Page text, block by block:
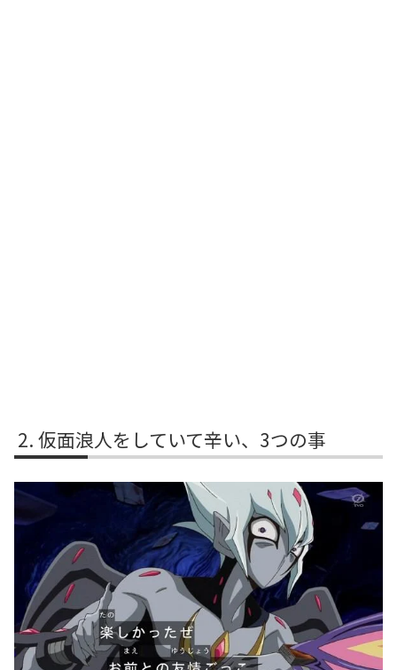
仮面浪人をしていて辛い、3つの事